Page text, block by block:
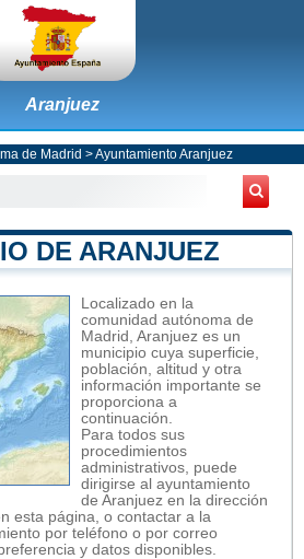
Aranjuez
de Madrid >Ayuntamiento Aranjuez
DE ARANJUEZ
Localizado en la
comunidad autónoma de
Madrid, Aranjuez es un
municipio cuya superficie,
población, altitud y otra
información importante se
proporciona a
continuación.
Para todos sus
procedimientos
administrativos, puede
dirigirse al ayuntamiento
de Aranjuez en la dirección
esta página, o contactar a la
por teléfono o por correo
y datos disponibles.